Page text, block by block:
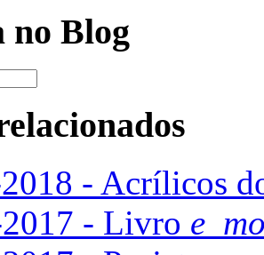
no Blog
- Acrílicos
- Livro